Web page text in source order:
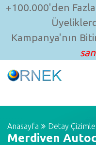
+100.000'den
Kampanya'nın
Anasayfa Detay
Merdiven